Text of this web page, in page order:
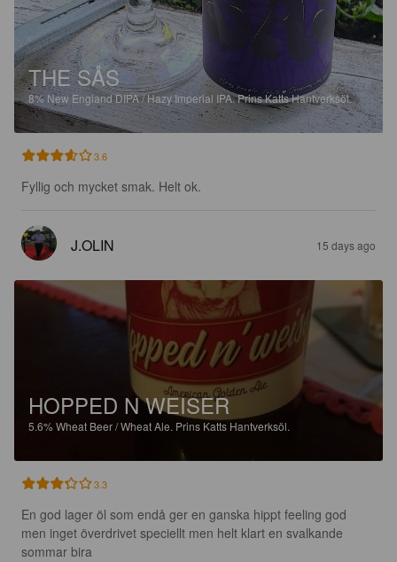
THE SÅS
8% New England DIPA / Hazy Imperial IPA.Prins Katts Hantverksöl.
3.6
Fyllig och mycket smak. Helt ok.
J.OLIN 15 days ago
HOPPED N WEISER
5.6%Wheat Beer / Wheat Ale. Prins Katts Hantverksöl.
3.3
En god lager öl som endå ger en ganska hippt feeling god
men inget överdrivet speciellt men helt klart en svalkande
sommar bira